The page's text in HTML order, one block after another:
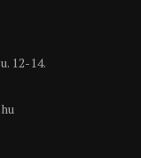
12-14.